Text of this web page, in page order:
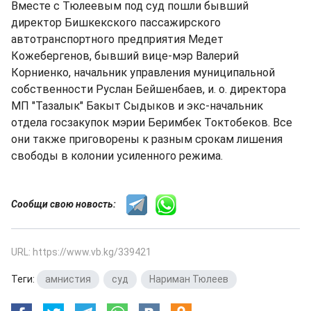
Вместе с Тюлеевым под суд пошли бывший
директор Бишкекского пассажирского
автотранспортного предприятия Медет
Кожебергенов, бывший вице-мэр Валерий
Корниенко, начальник управления муниципальной
собственности Руслан Бейшенбаев, и. о. директора
МП "Тазалык" Бакыт Сыдыков и экс-начальник
отдела госзакупок мэрии Беримбек Токтобеков. Все
они также приговорены к разным срокам лишения
свободы в колонии усиленного режима.
Сообщи свою новость:
URL: https://www.vb.kg/339421
Теги: амнистия суд Нариман Тюлеев